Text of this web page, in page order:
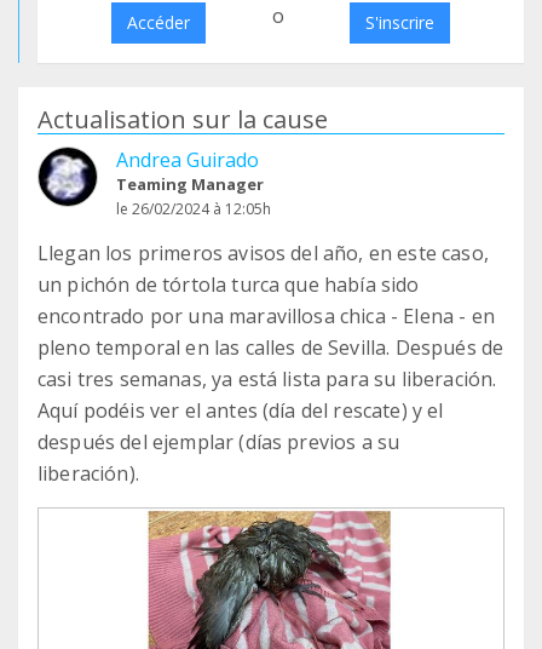
Accéder o S'inscrire
Actualisation sur la cause
Andrea Guirado
Teaming Manager
le 26/02/2024 à 12:05h
Llegan los primeros avisos del año, en este caso,
un pichón de tórtola turca que había sido
encontrado por una maravillosa chica - Elena - en
pleno temporal en las calles de Sevilla. Después de
casi tres semanas, ya está lista para su liberación.
Aquí podéis ver el antes (día del rescate) y el
después del ejemplar (días previos a su
liberación).